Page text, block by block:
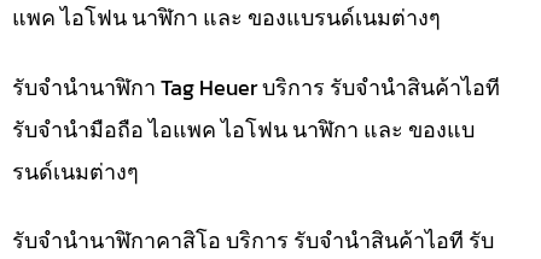
แพค ไอโฟน นาฬิกา และ ของแบรนด์เนมต่างๆ
รับจำนำนาฬิกา Tag Heuer บริการ รับจำนำสินค้าไอที
รับจำนำมือถือ ไอแพค ไอโฟน นาฬิกา และ ของแบ
รนด์เนมต่างๆ
รับจำนำนาฬิกาคาสิโอ บริการ รับจำนำสินค้าไอที รับ